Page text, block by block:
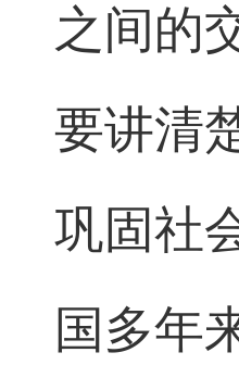
之间的
要讲清
巩固社
国多年